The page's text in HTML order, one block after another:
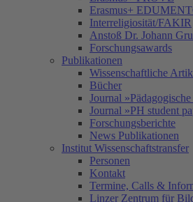
Erasmus+
Interreligiosität/FAKIR
Anstoß Dr. Johann
Forschungsawards
Publikationen
Wissenschaftliche
Bücher
Journal
Journal »PH student
Forschungsberichte
News Publikationen
Institut Wissenschaftstransfer
Personen
Kontakt
Termine, Calls &
Linzer Zentrum für